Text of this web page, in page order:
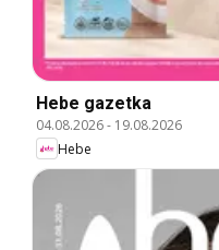
Hebe gazetka
04.08.2026- 19.08.2026
Hebe